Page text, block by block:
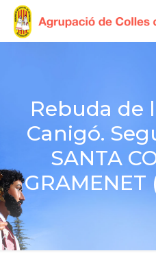
Rebuda de
Canigó.
SANTA